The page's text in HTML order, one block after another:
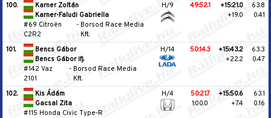
100.
Karner Zoltán
Karner-Faludi Gabriella
#69 Citroën
C2R2
- Borsod Race Media
Kft.
H/9 49:52.1
+15:21.0
+19.0
63.8
0.41
101.
Bencs Gábor
Bencs Gábor ifj.
#142 Vaz
2101
- Borsod Race Media
Kft.
H/14 50:14.3
+15:43.2
+22.2
63.3
0.47
102.
Kis Ádám
Gacsal Zita
#115 Honda Civic Type‐R
H/4
50:21.7
1:00.0
+15:50.6
+7.4
63.1
0.16